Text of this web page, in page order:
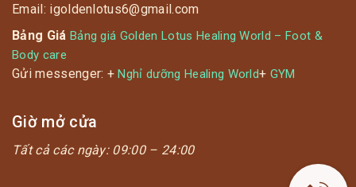
Email: igoldenlotus6@gmail.com
Bảng Giá Bảng giá Golden Lotus Healing World – Foot &
Body care
Gửi messenger: +Nghỉ dưỡng Healing World+ GYM
Giờ mở cửa
Tất cả các ngày: 09:00 – 24:00